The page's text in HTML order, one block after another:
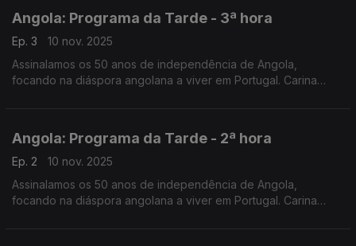
Angola: Programa da Tarde - 3ª hora
Ep. 3
10 nov. 2025
Assinalamos os 50 anos de independência de Angola,
focando na diáspora angolana a viver em Portugal. Carina
Angola: Programa da Tarde - 2ª hora
Ep. 2
10 nov. 2025
Assinalamos os 50 anos de independência de Angola,
focando na diáspora angolana a viver em Portugal. Carina